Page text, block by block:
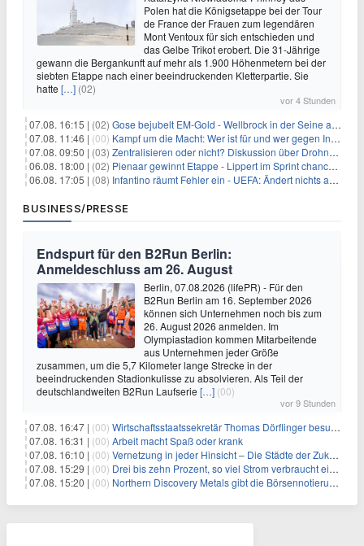
Polen hat die Königsetappe bei der Tour
de France der Frauen zum legendären
Mont Ventoux für sich entschieden und
das Gelbe Trikot erobert. Die 31-Jährige
gewann die Bergankunft auf mehr als 1.900 Höhenmetern bei der
siebten Etappe nach einer beeindruckenden Kletterpartie. Sie
hatte […] (02)
vor 4 Stunden
07.08. 16:15 | (02) Gose bejubelt EM-Gold - Wellbrock in der Seine ausgebremst
07.08. 11:46 | (00) Kampf um die Macht: Wer ist für und wer gegen Infantino?
07.08. 09:50 | (03) Zentralisieren oder nicht? Diskussion über Drohnenabwehr
06.08. 18:00 | (02) Pienaar gewinnt Etappe - Lippert im Sprint chancenlos
06.08. 17:05 | (08) Infantino räumt Fehler ein - UEFA: Ändert nichts an Boykott
BUSINESS/PRESSE
Endspurt für den B2Run Berlin:
Anmeldeschluss am 26. August
Berlin, 07.08.2026 (lifePR) - Für den
B2Run Berlin am 16. September 2026
können sich Unternehmen noch bis zum
26. August 2026 anmelden. Im
Olympiastadion kommen Mitarbeitende
aus Unternehmen jeder Größe
zusammen, um die 5,7 Kilometer lange Strecke in der
beeindruckenden Stadionkulisse zu absolvieren. Als Teil der
deutschlandweiten B2Run Laufserie […] (00)
vor 9 Stunden
07.08. 16:47 | (00) Wirtschaftsstaatssekretär Thomas Dörflinger besucht Handwerksbetrieb im Kammerbezirk Freiburg
07.08. 16:31 | (00) Arbeit macht Spaß oder krank
07.08. 16:10 | (00) Vernetzung in jeder Hinsicht – Die Städte der Zukunft sind grün-blau
07.08. 15:29 | (00) Drei bis zehn Prozent, so viel Strom verbraucht ein Aufzug im Gebäude
07.08. 15:20 | (00) Northern Discovery Metals gibt die Börsennotierung an der Frankfurter Wertpapierbörse bekannt